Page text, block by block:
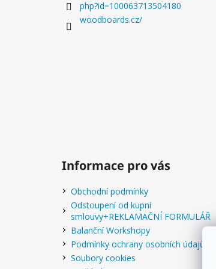
php?id=100063713504180
woodboards.cz/
Informace pro vás
Obchodní podmínky
Odstoupení od kupní
smlouvy+REKLAMAČNÍ FORMULÁŘ
Balanční Workshopy
Podmínky ochrany osobních údajů
Soubory cookies